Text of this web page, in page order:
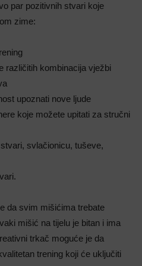
par pozitivnih stvari koje
zime:
različitih kombinacija vježbi
upoznati nove ljude
koje možete upitati za stručni
svlačionicu, tuševe,
da svim mišićima trebate
mišić na tijelu je bitan i ima
trkač moguće je da
trening koji će uključiti